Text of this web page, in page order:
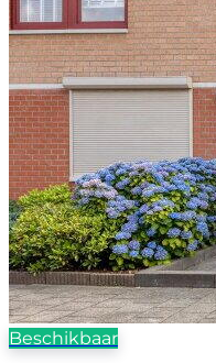
Beschikbaar